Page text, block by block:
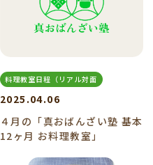
料理教室日程（リアル対面
2025.04.06
４月の「真おばんざい塾 基本
12ヶ月 お料理教室」